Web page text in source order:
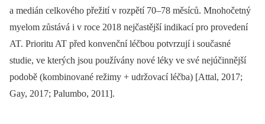
a medián celkového přežití v rozpětí 70–78 měsíců. Mnohočetný
myelom zůstává i v roce 2018 nejčastější indikací pro provedení
AT. Prioritu AT před konvenční léčbou potvrzují i současné
studie, ve kterých jsou používány nové léky ve své nejúčinnější
podobě (kombinované režimy + udržovací léčba) [Attal, 2017;
Gay, 2017; Palumbo, 2011].